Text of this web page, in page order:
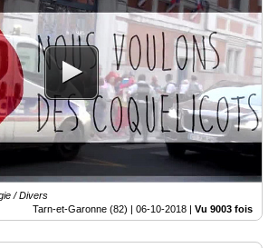
/ Divers
Tarn-et-Garonne (82) | 06-10-2018 Vu 9003 fois